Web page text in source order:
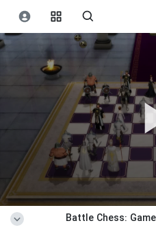
Battle Chess: